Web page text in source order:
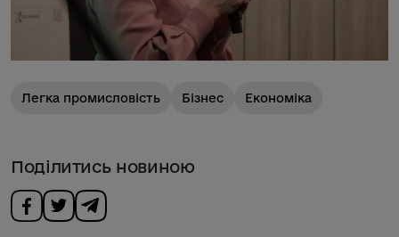
Легка промисловість Бізнес Економіка
Поділитись новиною